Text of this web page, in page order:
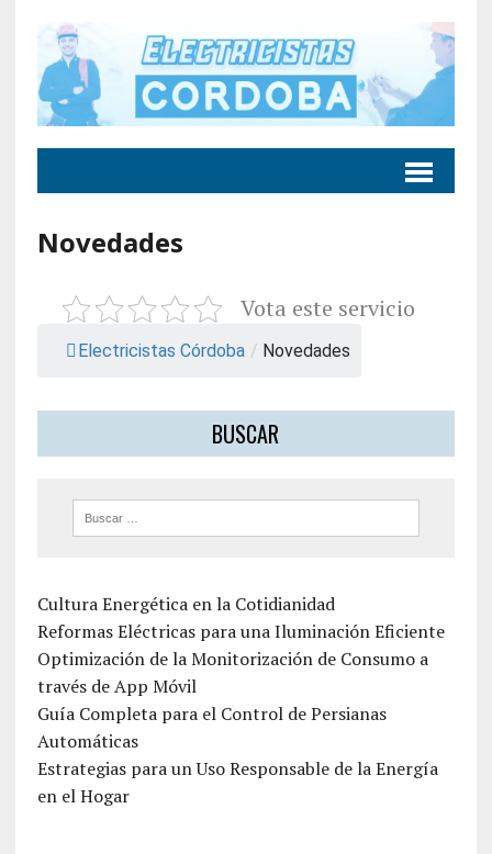
Novedades
Vota este servicio
Electricistas Córdoba / Novedades
BUSCAR
Cultura Energética en la Cotidianidad
Reformas Eléctricas para una Iluminación Eficiente
Optimización de la Monitorización de Consumo a
través de App Móvil
Guía Completa para el Control de Persianas
Automáticas
Estrategias para un Uso Responsable de la Energía
en el Hogar